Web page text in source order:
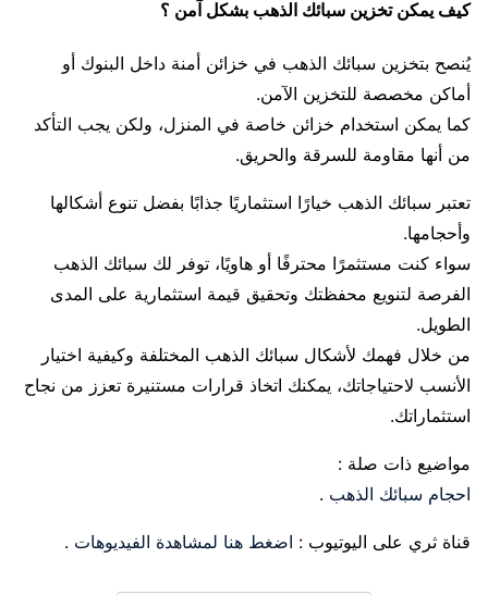
كيف يمكن تخزين سبائك الذهب بشكل آمن ؟
يُنصح بتخزين سبائك الذهب في خزائن أمنة داخل البنوك أو
أماكن مخصصة للتخزين الآمن.
كما يمكن استخدام خزائن خاصة في المنزل، ولكن يجب التأكد
من أنها مقاومة للسرقة والحريق.
تعتبر سبائك الذهب خيارًا استثماريًا جذابًا بفضل تنوع أشكالها
وأحجامها.
سواء كنت مستثمرًا محترفًا أو هاويًا، توفر لك سبائك الذهب
الفرصة لتنويع محفظتك وتحقيق قيمة استثمارية على المدى
الطويل.
من خلال فهمك لأشكال سبائك الذهب المختلفة وكيفية اختيار
الأنسب لاحتياجاتك، يمكنك اتخاذ قرارات مستنيرة تعزز من نجاح
استثماراتك.
مواضيع ذات صلة :
احجام سبائك الذهب .
قناة ثري على اليوتيوب : اضغط هنا لمشاهدة الفيديوهات .